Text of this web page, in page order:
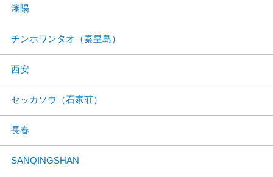
瀋陽
チンホワンタオ（秦皇島）
西安
セッカソウ（石家荘）
長春
SANQINGSHAN